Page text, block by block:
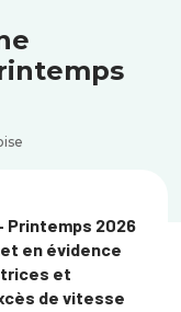
Printemps 2026
en évidence
et
de vitesse